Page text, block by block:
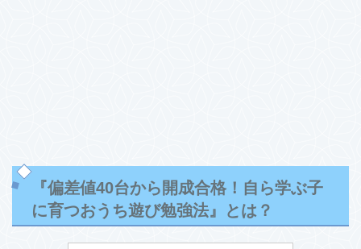
『偏差値40台から開成合格！自ら学ぶ子
に育つおうち遊び勉強法』とは？